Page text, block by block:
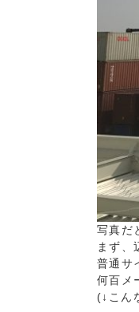
写真だ
まず、
普通サ
何百メ
(↓こん